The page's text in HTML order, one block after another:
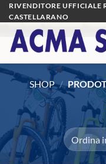
Salta
ai
contenuti
RIVENDITORE UFFICIALE
CASTELLARANO
SHOP /